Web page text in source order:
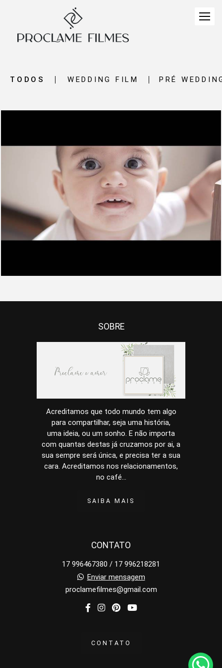
TODOS WEDDING FILM PRÉ
1448
SOBRE
Acreditamos que todo mundo tem algo
para compartilhar, seja uma história,
uma ideia, ou um sonho. E não importa
com quantas destas já cruzamos por ai, a
sua sempre será única, e precisa ter a sua
cara. Acreditamos nos relacionamentos,
no café...
SAIBA MAIS
CONTATO
17 996467380 / 17 996218281
Enviar mensagem
proclamefilmes@gmail.com
CONTATO